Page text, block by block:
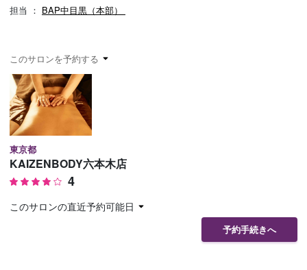
予約確認
担当 ： BAP中目黒（本部）
このサロンを予約する
東京都
KAIZENBODY六本木店
4
このサロンの直近予約可能日
予約手続きへ